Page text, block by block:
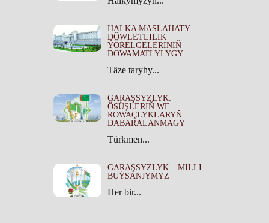
HALKA MASLAHATY —
DÖWLETLILIK
ÝÖRELGELERINIŇ
DOWAMATLYLYGY
Täze taryhy...
GARAŞSYZLYK:
ÖSÜŞLERIŇ WE
ROWAÇLYKLARYŇ
DABARALANMAGY
Türkmen...
GARAŞSYZLYK – MILLI
BUÝSANJYMYZ
Her bir...